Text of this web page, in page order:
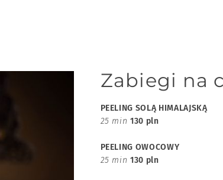
Zabiegi na
PEELING SOLĄ HIMALAJSKĄ
25 min 130 pln
PEELING OWOCOWY
25 min 130 pln